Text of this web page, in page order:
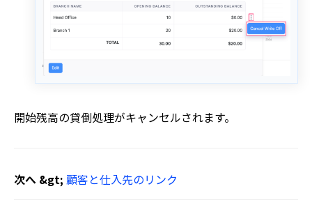
開始残高の貸倒処理がキャンセルされます。
次へ &gt; 顧客と仕入先のリンク